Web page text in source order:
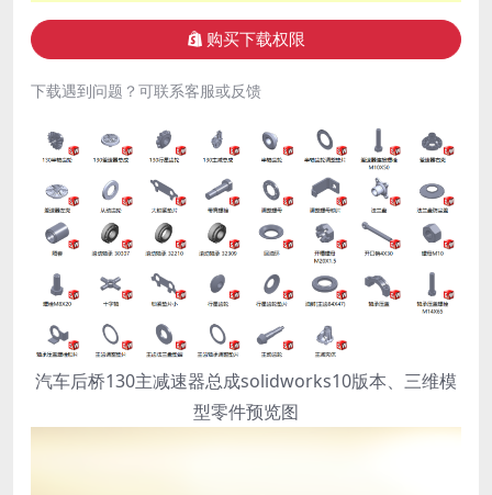
购买下载权限
下载遇到问题？可联系客服或反馈
汽车后桥130主减速器总成solidworks10版本、三维模
型零件预览图